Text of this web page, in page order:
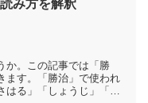
み方を解釈
か。この記事では「勝
ます。「勝治」で使われ
はる」「しょうじ」「勝